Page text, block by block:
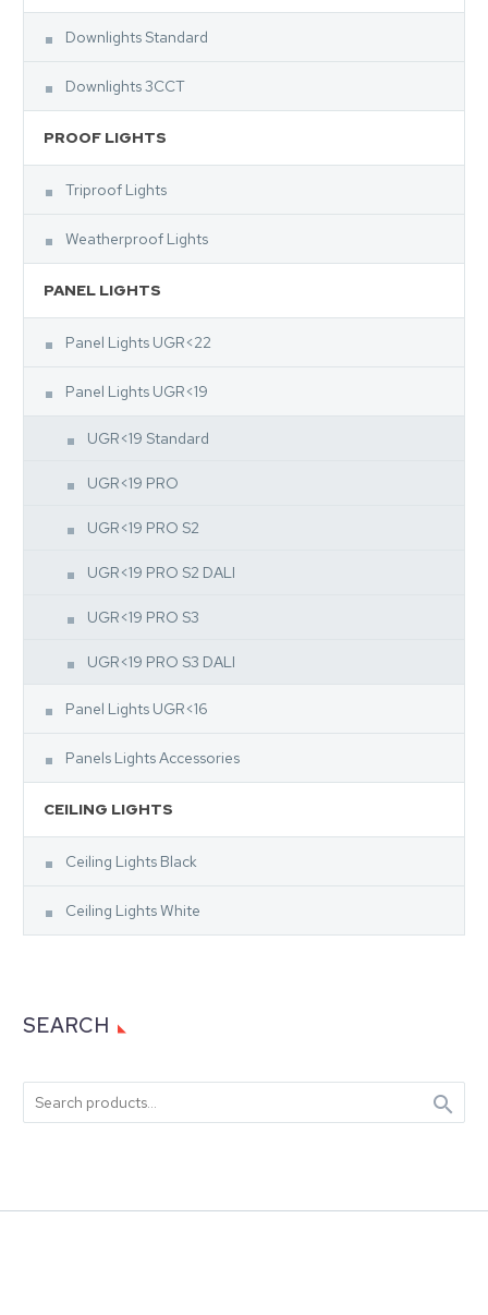
Downlights Standard
Downlights 3CCT
PROOF LIGHTS
Triproof Lights
Weatherproof Lights
PANEL LIGHTS
Panel Lights UGR<22
Panel Lights UGR<19
UGR<19 Standard
UGR<19 PRO
UGR<19 PRO S2
UGR<19 PRO S2 DALI
UGR<19 PRO S3
UGR<19 PRO S3 DALI
Panel Lights UGR<16
Panels Lights Accessories
CEILING LIGHTS
Ceiling Lights Black
Ceiling Lights White
SEARCH
